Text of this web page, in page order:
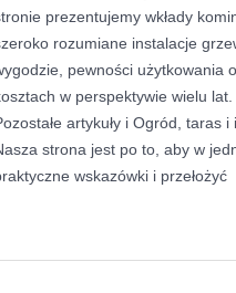
prezentujemy wkłady
rozumiane instalacje
pewności użytkowania
w perspektywie wielu
artykuły i Ogród, taras
strona jest po to, aby w
wskazówki i przełożyć